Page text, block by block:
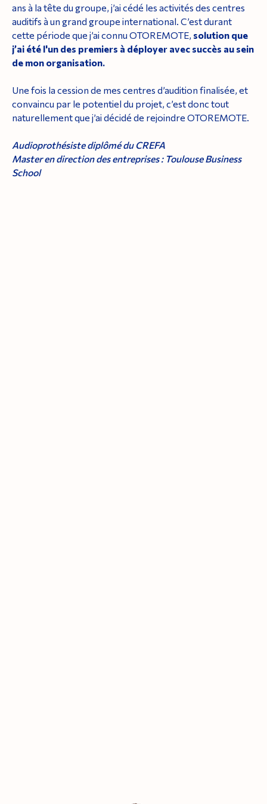
ans à la tête du groupe, j’ai cédé les activités des centres
auditifs à un grand groupe international. C’est durant
cette période que j’ai connu OTOREMOTE, solution que
j’ai été l'un des premiers à déployer avec succès au sein
de mon organisation.
Une fois la cession de mes centres d’audition finalisée, et
convaincu par le potentiel du projet, c’est donc tout
naturellement que j’ai décidé de rejoindre OTOREMOTE.
Audioprothésiste diplômé du CREFA
Master en direction des entreprises : Toulouse Business
School